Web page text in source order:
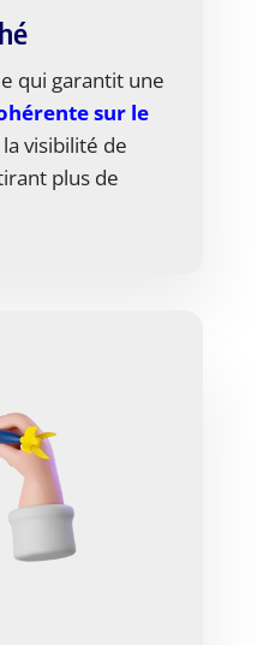
qui garantit une
sur le
visibilité de
plus de